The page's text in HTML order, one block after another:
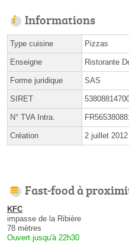
Informations
Type cuisine Pizzas
Enseigne Ristorante
Forme juridique SAS
SIRET
N° TVA Intra.
Création 2 juillet 2012
Fast-food à
KFC
impasse de la Ribière
78 mètres
Ouvert jusqu'à 22h30